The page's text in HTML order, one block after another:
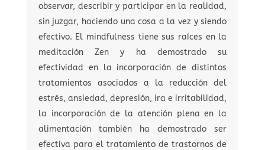
observar, describir y participar en la realidad,
sin juzgar, haciendo una cosa a la vez y siendo
efectivo. El mindfulness tiene sus raíces en la
meditación Zen y ha demostrado su
efectividad en la incorporación de distintos
tratamientos asociados a la reducción del
estrés, ansiedad, depresión, ira e irritabilidad,
la incorporación de la atención plena en la
alimentación también ha demostrado ser
efectiva para el tratamiento de trastornos de